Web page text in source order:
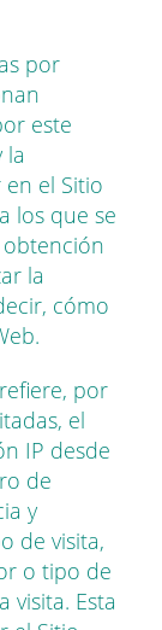
por
este
la
el Sitio
los que se
la
cómo
por
el
IP desde
de
y
de visita,
o tipo de
visita. Esta